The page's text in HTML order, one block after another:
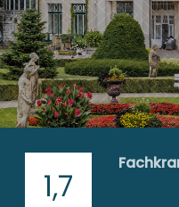
1,7